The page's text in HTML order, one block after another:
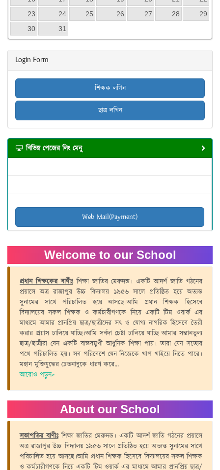
23
24 25 26 27 28
29
30
31
Login Form
শিক্ষক লগিন
ছাত্র লগিন
বিভিন্ন পেজের লিং মেনু
Web Mail(Payment)
Welcome to our School
প্রধান শিক্ষকের বাণীঃ শিক্ষা জাতির মেরুদন্ড। একটি আদর্শ জাতি গঠনের
প্রয়াসে অত্র রাজাপুর উচ্চ বিদ্যালয় ১৯৫৬ সালে প্রতিষ্ঠিত হয়ে অত্যন্ত
সুনামের সাথে পরিচালিত হয়ে আসছে।আমি প্রধান শিক্ষক হিসেবে
বিদ্যালয়ের সকল শিক্ষক ও কর্মচারীগণকে নিয়ে একটি টিম ওয়ার্ক এর
মাধ্যমে আমার প্রানপ্রিয় ছাত্র/ছাত্রীদের সৎ ও যোগ্য নাগরিক হিসেবে তৈরী
করার প্রয়াস চালিয়ে যাচ্ছি।আমি সর্বদা চেষ্টা চালিয়ে যাচ্ছি আমার সন্তানতুল্য
ছাত্র/ছাত্রীরা যেন একটি বাস্তবমুখী আধুনিক শিক্ষা পায়। তারা যেন সত্যের
পথে পরিচালিত হয়। সব পরিবেশে যেন নিজেকে খাপ খাইয়ে নিতে পারে।
মহান মুক্তিযুদ্ধের চেতনাবুকে ধারণ করে...
আরোও পড়ুন>
About our School
সভাপতির বাণীঃ শিক্ষা জাতির মেরুদন্ড। একটি আদর্শ জাতি গঠনের প্রয়াসে
অত্র রাজাপুর উচ্চ বিদ্যালয় ১৯৫৬ সালে প্রতিষ্ঠিত হয়ে অত্যন্ত সুনামের সাথে
পরিচালিত হয়ে আসছে।আমি প্রধান শিক্ষক হিসেবে বিদ্যালয়ের সকল শিক্ষক
ও কর্মচারীগণকে নিয়ে একটি টিম ওয়ার্ক এর মাধ্যমে আমার প্রানপ্রিয় ছাত্র/